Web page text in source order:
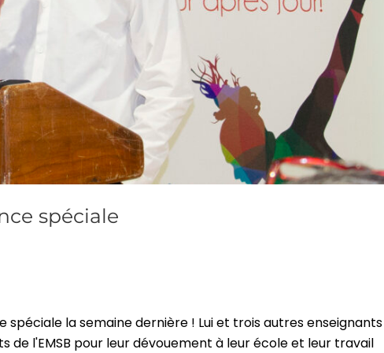
spéciale
spéciale la semaine dernière ! Lui et trois autres
de l'EMSB pour leur dévouement à leur école et leur travail